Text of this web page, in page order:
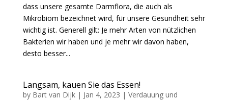
dass unsere gesamte Darmflora, die auch als
Mikrobiom bezeichnet wird, für unsere Gesundheit sehr
wichtig ist. Generell gilt: Je mehr Arten von nützlichen
Bakterien wir haben und je mehr wir davon haben,
desto besser...
Langsam, kauen Sie das Essen!
by Bart van Dijk| Jan 4, 2023 | Verdauung und